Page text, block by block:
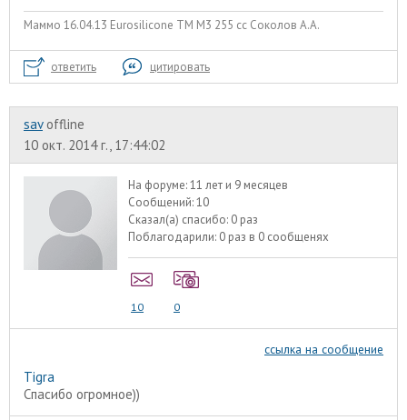
Маммо 16.04.13 Eurosilicone ТМ М3 255 сс Соколов А.А.
ответить цитировать
sav offline
10 окт. 2014 г., 17:44:02
На форуме:11 лет и 9 месяцев
Сообщений:10
Сказал(а) спасибо: 0 раз
Поблагодарили: 0 раз в 0 сообщенях
10 0
ссылка на сообщение
Tigra
Спасибо огромное))